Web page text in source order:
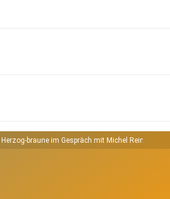
braune im Gespräch mit Michel Reimon